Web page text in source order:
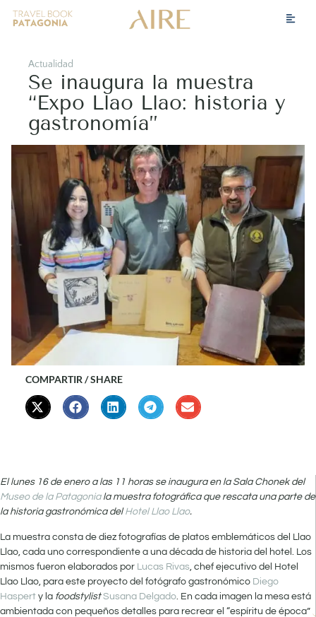
Actualidad
Se inaugura la muestra
“Expo Llao Llao: historia y
gastronomía”
COMPARTIR / SHARE
El lunes 16 de enero a las 11 horas se inaugura en la Sala Chonek del
Museo de la Patagoniala muestra fotográfica que rescata una parte de
la historia gastronómica del Hotel Llao Llao.
La muestra consta de diez fotografías de platos emblemáticos del Llao
Llao, cada uno correspondiente a una década de historia del hotel. Los
mismos fueron elaborados por Lucas Rivas , chef ejecutivo del Hotel
Llao Llao, para este proyecto del fotógrafo gastronómico Diego
Haspert y la foodstylist Susana Delgado . En cada imagen la mesa está
ambientada con pequeños detalles para recrear el “espíritu de época”